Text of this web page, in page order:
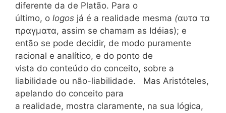
diferente da de Platão. Para o
último, o logos já é a realidade mesma (αυτα τα
πραγματα, assim se chamam as Idéias); e
então se pode decidir, de modo puramente
racional e analítico, e do ponto de
vista do conteúdo do conceito, sobre a
liabilidade ou não-liabilidade. Mas Aristóteles,
apelando do conceito para
a realidade, mostra claramente, na sua lógica,